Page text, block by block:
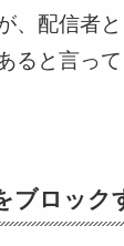
、配信者
ると言って
ブロック